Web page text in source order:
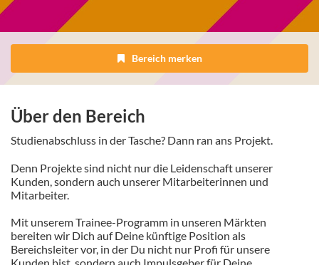
Bereich merken
Über den Bereich
Studienabschluss in der Tasche? Dann ran ans Projekt.
Denn Projekte sind nicht nur die Leidenschaft unserer
Kunden, sondern auch unserer Mitarbeiterinnen und
Mitarbeiter.
Mit unserem Trainee-Programm in unseren Märkten
bereiten wir Dich auf Deine künftige Position als
Bereichsleiter vor, in der Du nicht nur Profi für unsere